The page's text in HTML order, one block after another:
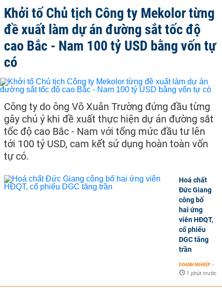
Khởi tố Chủ tịch Công ty Mekolor từng
đề xuất làm dự án đường sắt tốc độ
cao Bắc - Nam 100 tỷ USD bằng vốn tự
có
Công ty do ông Võ Xuân Trường đứng đầu từng
gây chú ý khi đề xuất thực hiện dự án đường sắt
tốc độ cao Bắc - Nam với tổng mức đầu tư lên
tới 100 tỷ USD, cam kết sử dụng hoàn toàn vốn
tự có.
Hoá chất
Đức Giang
công bố
hai ứng
viên HĐQT,
cổ phiếu
DGC tăng
trần
DOANH NGHIỆP -
1 phút trước